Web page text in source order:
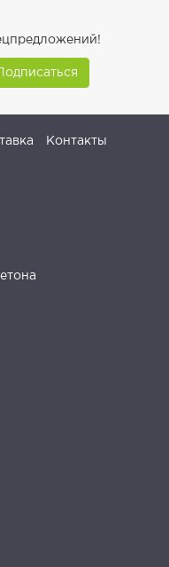
Подписаться
Контакты